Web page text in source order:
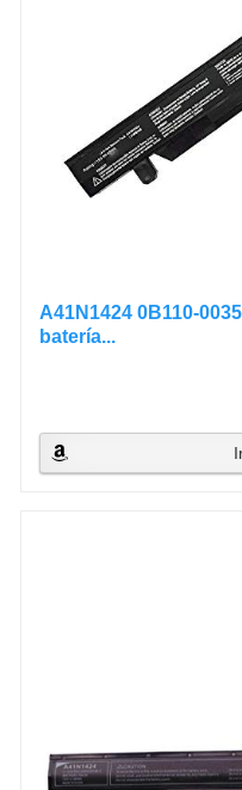
A41N1424 0B110-
batería...